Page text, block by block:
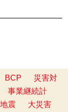
BCP
災害対
事業継続計
地震
大災害